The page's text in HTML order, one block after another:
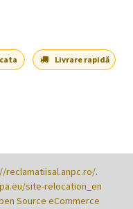
Livrare rapidă
reclamatiisal.anpc.ro/.
site-relocation_en
Source eCommerce